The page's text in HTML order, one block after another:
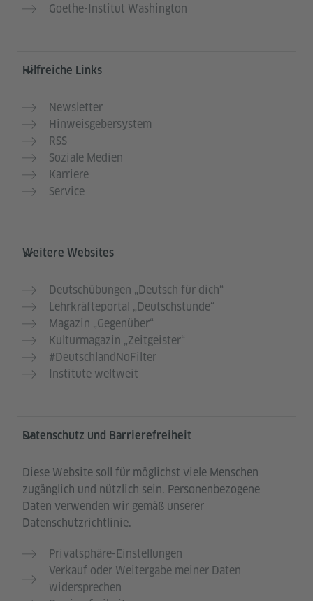
Goethe-Institut Washington
Hilfreiche Links
Newsletter
Hinweisgebersystem
RSS
Soziale Medien
Karriere
Service
Weitere Websites
Deutschübungen „Deutsch für dich“
Lehrkräfteportal „Deutschstunde“
Magazin „Gegenüber“
Kulturmagazin „Zeitgeister“
#DeutschlandNoFilter
Institute weltweit
Datenschutz und Barrierefreiheit
Diese Website soll für möglichst viele Menschen
zugänglich und nützlich sein. Personenbezogene
Daten verwenden wir gemäß unserer
Datenschutzrichtlinie.
Privatsphäre-Einstellungen
Verkauf oder Weitergabe meiner Daten
widersprechen